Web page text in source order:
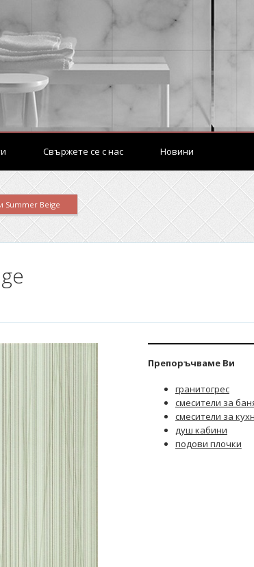
Свържете се с нас Новини
Summer Beige
Препоръчваме Ви
гранитогрес
смесители за
смесители за
душ кабини
подови плочки